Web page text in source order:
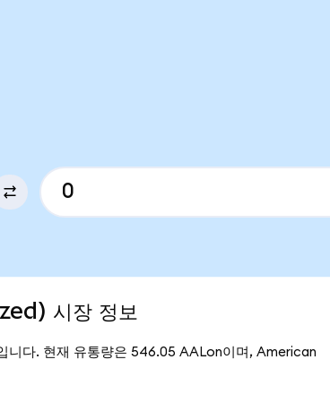
시장 정보
다. 현재 유통량은 546.05 AALon이며, American